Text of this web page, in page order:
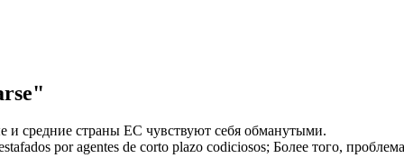
и средние страны ЕС чувствуют себя обманутыми.
por agentes de corto plazo codiciosos; Более того,